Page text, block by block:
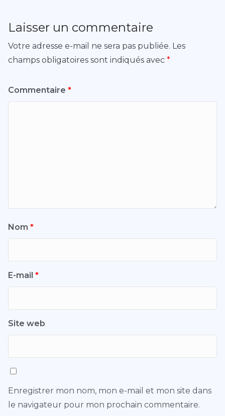
Laisser un commentaire
Votre adresse e-mail ne sera pas publiée. Les
champs obligatoires sont indiqués avec *
Commentaire *
Nom *
E-mail *
Site web
Enregistrer mon nom, mon e-mail et mon site dans
le navigateur pour mon prochain commentaire.